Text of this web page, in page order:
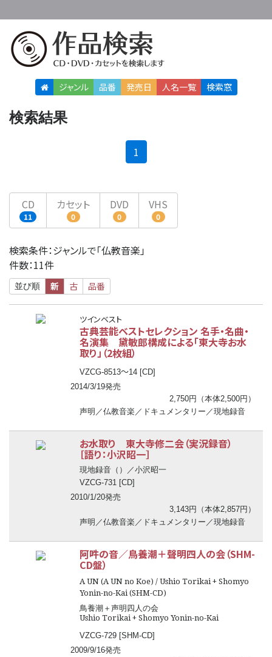
ジャンル 品番 発売日 人名一覧 検索窓
検索結果
1
CD
11
カセット
0
DVD
0
VHS
0
検索条件：ジャンルで「仏教音楽」
件数：11件
並び順 新 古 品番
ツインベスト
古典芸能ベストセレクション 名手・名曲・
名演集 黛敏郎構成による「東大寺お水
取り」（2枚組）
VZCG-8513〜14 [CD]
2014/3/19発売
2,750円（本体2,500円）
声明／仏教音楽／ドキュメンタリー／現地録音
お水取り 東大寺修二会（実況録音）
［語り：小沢昭一］
現地録音（ ）／小沢昭一
VZCG-731 [CD]
2010/1/20発売
3,143円（本体2,857円）
声明／仏教音楽／ドキュメンタリー／現地録音
阿吽の音／鳥養潮＋聲明四人の会（SHM-
CD盤）
A UN (A UN no Koe) / Ushio Torikai + Shomyo
Yonin-no-Kai (SHM-CD)
鳥養潮＋声明四人の会
Ushio Torikai + Shomyo Yonin-no-Kai
VZCG-729 [SHM-CD]
2009/9/16発売